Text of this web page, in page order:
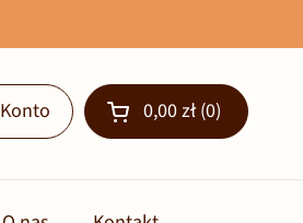
Konto Otwórz koszyk
0,00 zł 0